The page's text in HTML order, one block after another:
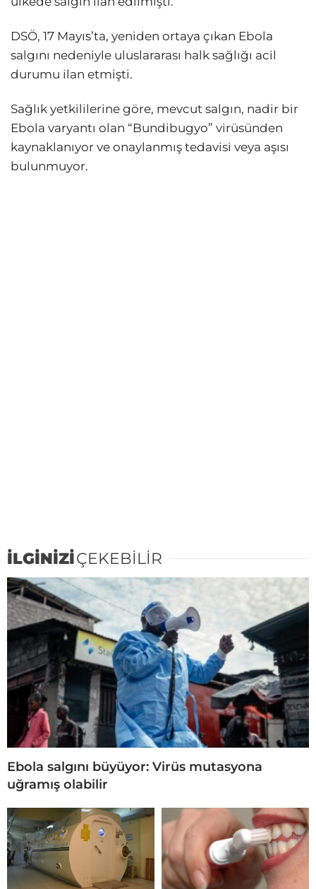
DSÖ, 17 Mayıs’ta, yeniden ortaya çıkan Ebola
salgını nedeniyle uluslararası halk sağlığı acil
durumu ilan etmişti.
Sağlık yetkililerine göre, mevcut salgın, nadir bir
Ebola varyantı olan “Bundibugyo” virüsünden
kaynaklanıyor ve onaylanmış tedavisi veya aşısı
bulunmuyor.
İLGİNİZİÇEKEBİLİR
Ebola salgını büyüyor: Virüs mutasyona
uğramış olabilir